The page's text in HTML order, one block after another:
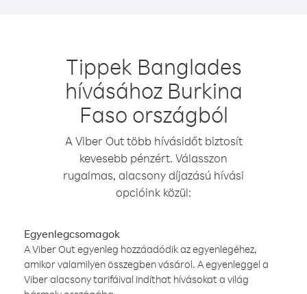
Tippek Banglades
hívásához Burkina
Faso országból
A Viber Out több hívásidőt biztosít
kevesebb pénzért. Válasszon
rugalmas, alacsony díjazású hívási
opcióink közül:
Egyenlegcsomagok
A Viber Out egyenleg hozzáadódik az egyenlegéhez,
amikor valamilyen összegben vásárol. A egyenleggel a
Viber alacsony tarifáival indíthat hívásokat a világ